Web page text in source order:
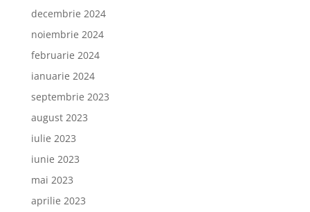
decembrie 2024
noiembrie 2024
februarie 2024
ianuarie 2024
septembrie 2023
august 2023
iulie 2023
iunie 2023
mai 2023
aprilie 2023